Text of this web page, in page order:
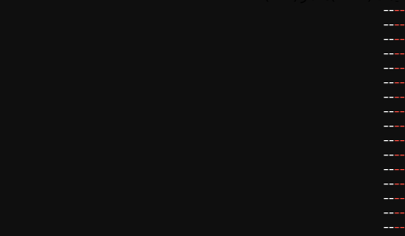
--
--
--
--
--
--
--
--
--
--
--
--
--
--
--
--
--
--
--
--
--
--
--
--
--
--
--
--
--
--
--
--